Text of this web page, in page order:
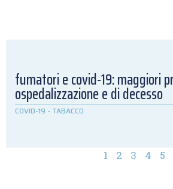
fumatori e covid-19: maggiori
ospedalizzazione e di decesso
COVID-19 - TABACCO
1 2 3 4 5